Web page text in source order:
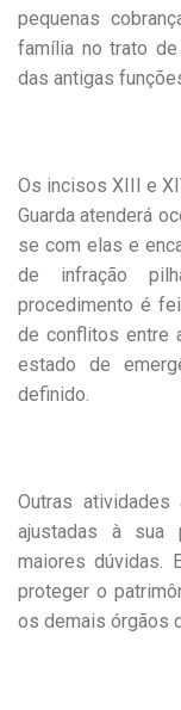
pequenas
família no trato de
das antigas
Os incisos XIII e
Guarda atenderá
se com elas e
de infração
procedimento é
de conflitos entre
estado de
definido.
Outras atividades
ajustadas à sua
maiores dúvidas.
proteger o
os demais órgãos